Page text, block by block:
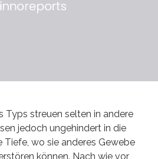
Typs streuen selten in andere
jedoch ungehindert in die
Tiefe, wo sie anderes Gewebe
können. Nach wie vor